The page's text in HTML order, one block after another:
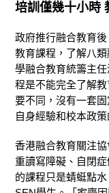
培訓僅幾十小時
政府推行融合教育
教育課程，了解八
學融合教育統籌主
程是不能完全了解
要不同，沒有一套
自身經驗和校本政
香港融合教育關注
重讀寫障礙、自閉
的課程只是蜻蜓點